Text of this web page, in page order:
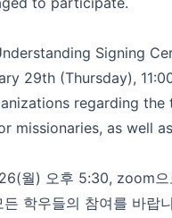
Signing
29th (Thursday),
regarding
missionaries, as well
월) 오후 5:30, zoom
학우들의 참여를 바랍